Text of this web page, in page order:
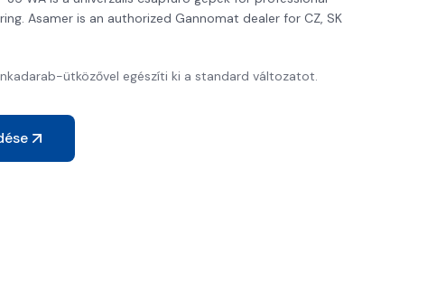
Asamer is an authorized Gannomat dealer for CZ, SK
ütközővel egészíti ki a standard változatot.